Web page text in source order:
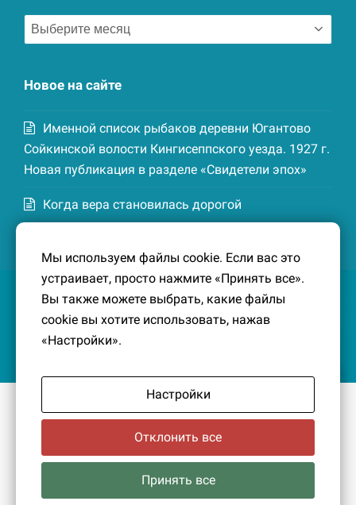
Архив
записей
Новое на сайте
Именной список рыбаков деревни Югантово
Сойкинской волости Кингисеппского уезда. 1927 г.
Новая публикация в разделе «Свидетели эпох»
Когда вера становилась дорогой
Котельской волости Кингисеппского уезда. 1926-
27 гг. Новая публикация в разделе «Свидетели
эпох»
малой Родины, без которого трудно представить себе
историко-культурный ландшафт Петербурга и
Ленинградской области.
Политика конфиденциальности
Мы используем файлы cookie. Если вас это
устраивает, просто нажмите «Принять все».
Вы также можете выбрать, какие файлы
cookie вы хотите использовать, нажав
«Настройки».
Настройки
Отклонить все
Принять все